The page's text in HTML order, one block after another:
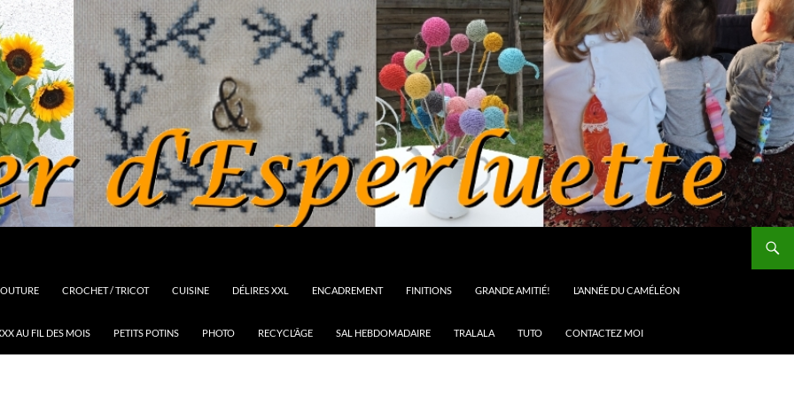
CROCHET / TRICOT CUISINE DÉLIRES XXL ENCADREMENT FINITIONS GRANDE AMITIÉ! L’ANNÉE DU CAMÉLÉON
AU FIL DES MOIS PETITS POTINS PHOTO RECYCL’ÂGE SAL HEBDOMADAIRE TRALALA TUTO CONTACTEZ MOI